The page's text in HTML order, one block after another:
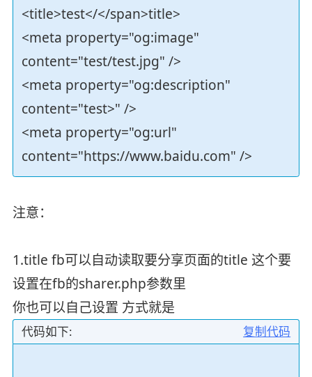
<title>test</</span>title>
<meta property="og:image"
content="test/test.jpg" />
<meta property="og:description"
content="test>" />
<meta property="og:url"
content="https://www.baidu.com" />
注意：
1.title fb可以自动读取要分享页面的title 这个要
设置在fb的sharer.php参数里
你也可以自己设置 方式就是
复制代码
代码如下: